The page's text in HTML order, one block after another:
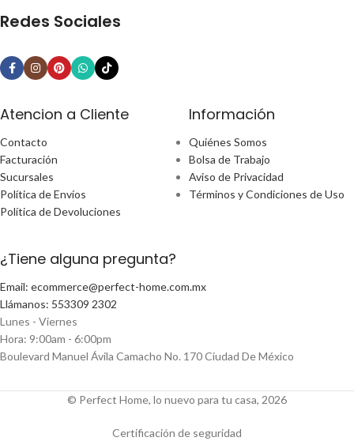
Redes Sociales
Atencion a Cliente
Contacto
Facturación
Sucursales
Política de Envíos
Política de Devoluciones
Información
Quiénes Somos
Bolsa de Trabajo
Aviso de Privacidad
Términos y Condiciones de Uso
¿Tiene alguna pregunta?
Email: ecommerce@perfect-home.com.mx
Llámanos: 553309 2302
Lunes - Viernes
Hora: 9:00am - 6:00pm
Boulevard Manuel Ávila Camacho No. 170 Ciudad De México
© Perfect Home, lo nuevo para tu casa, 2026
Certificación de seguridad